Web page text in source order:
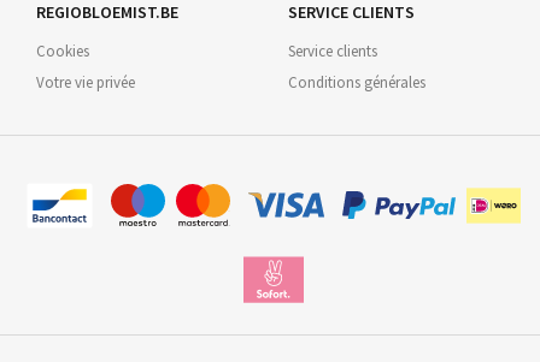
REGIOBLOEMIST.BE
Cookies
Votre vie privée
SERVICE CLIENTS
Service clients
Conditions générales